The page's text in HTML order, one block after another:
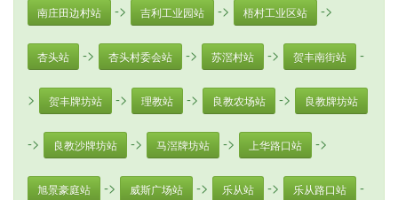
南庄田边村站 -> 吉利工业园站 -> 梧村工业区站 ->
杏头站 -> 杏头村委会站 -> 苏滘村站 -> 贺丰南街站 -
> 贺丰牌坊站 -> 理教站 -> 良教农场站 -> 良教牌坊站
-> 良教沙牌坊站 -> 马滘牌坊站 -> 上华路口站 ->
旭景豪庭站 -> 威斯广场站 -> 乐从站 -> 乐从路口站 -